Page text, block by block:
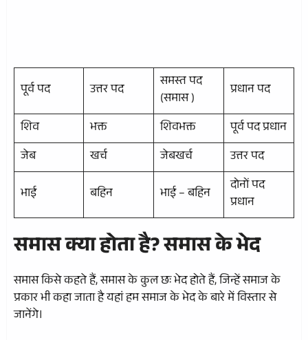
पूर्व पद उत्तर पद
समस्त पद
(समास )
प्रधान पद
शिव
भक्त शिवभक्त
पूर्व पद प्रधान
जेब
खर्च जेबखर्च
उत्तर पद
भाई
बहिन भाई – बहिन
दोनों पद
प्रधान
समास क्या होता है?समास के भेद
समास किसे कहते हैं, समास के कुल छः भेद होते हैं, जिन्हें समाज के
प्रकार भी कहा जाता है यहां हम समाज के भेद के बारे में विस्तार से
जानेंगे।